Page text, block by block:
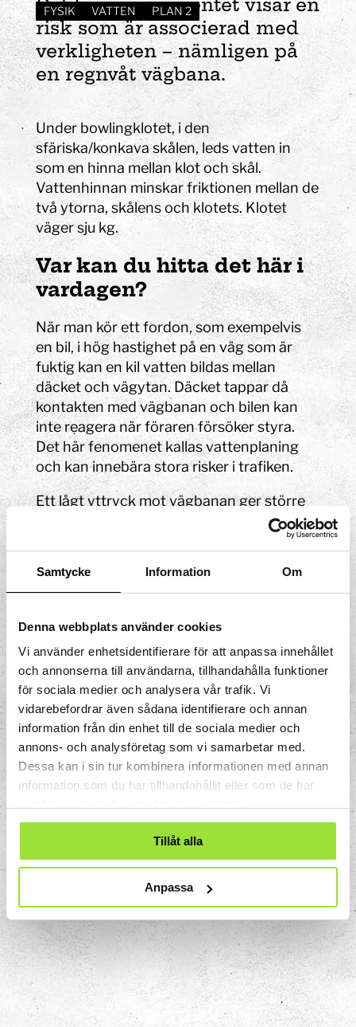
Samtycke Information Om
Denna webbplats använder cookies
Vi använder enhetsidentifierare för att anpassa innehållet
och annonserna till användarna, tillhandahålla funktioner
för sociala medier och analysera vår trafik. Vi
vidarebefordrar även sådana identifierare och annan
information från din enhet till de sociala medier och
annons- och analysföretag som vi samarbetar med.
Dessa kan i sin tur kombinera informationen med annan
information som du har tillhandahållit eller som de har
Tillåt alla
Anpassa
FYSIK VATTEN PLAN 2
Det här experimentet visar en
risk som är associerad med
verkligheten – nämligen på
en regnvåt vägbana.
Under bowlingklotet, i den
sfäriska/konkava skålen, leds vatten in
som en hinna mellan klot och skål.
Vattenhinnan minskar friktionen mellan de
två ytorna, skålens och klotets. Klotet
väger sju kg.
Var kan du hitta det här i
vardagen?
När man kör ett fordon, som exempelvis
en bil, i hög hastighet på en väg som är
fuktig kan en kil vatten bildas mellan
däcket och vägytan. Däcket tappar då
kontakten med vägbanan och bilen kan
inte reagera när föraren försöker styra.
Det här fenomenet kallas vattenplaning
och kan innebära stora risker i trafiken.
Ett lågt yttryck mot vägbanan ger större
risk för vattenplaning jämfört med ett
högt yttryck. Tendensen till vattenplaning
last.
med däck som har litet mönsterdjup än
med dem som har stort. Däckmönstrens
utformning har också stor betydelse. Vissa
typer av däck är utformade så att vatten
huvudsakligen dräneras ut åt sidorna,
andra så att vatten främst dräneras bakåt.
Blankslitna däck ger ingen dränering alls,
därför kan vattenplaning uppstå vid lägre
fart än om man har däck med kvarvarande
mönsterdjup.